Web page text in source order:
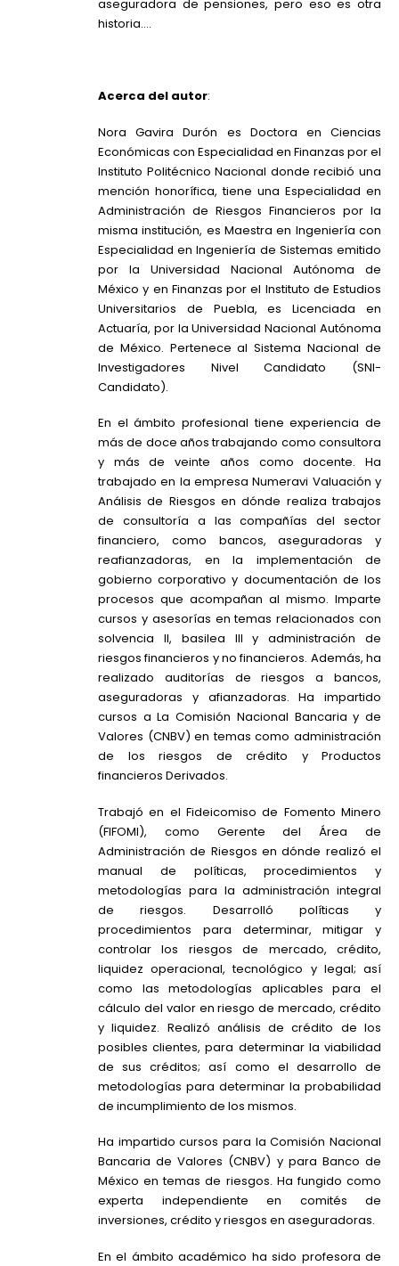
aseguradora de pensiones, pero eso es otra
historia….
Acerca del autor:
Nora Gavira Durón es Doctora en Ciencias
Económicas con Especialidad en Finanzas por el
Instituto Politécnico Nacional donde recibió una
mención honorífica, tiene una Especialidad en
Administración de Riesgos Financieros por la
misma institución, es Maestra en Ingeniería con
Especialidad en Ingeniería de Sistemas emitido
por la Universidad Nacional Autónoma de
México y en Finanzas por el Instituto de Estudios
Universitarios de Puebla, es Licenciada en
Actuaría, por la Universidad Nacional Autónoma
de México. Pertenece al Sistema Nacional de
Investigadores Nivel Candidato (SNI-
Candidato).
En el ámbito profesional tiene experiencia de
más de doce años trabajando como consultora
y más de veinte años como docente. Ha
trabajado en la empresa Numeravi Valuación y
Análisis de Riesgos en dónde realiza trabajos
de consultoría a las compañías del sector
financiero, como bancos, aseguradoras y
reafianzadoras, en la implementación de
gobierno corporativo y documentación de los
procesos que acompañan al mismo. Imparte
cursos y asesorías en temas relacionados con
solvencia II, basilea III y administración de
riesgos financieros y no financieros. Además, ha
realizado auditorías de riesgos a bancos,
aseguradoras y afianzadoras. Ha impartido
cursos a La Comisión Nacional Bancaria y de
Valores (CNBV) en temas como administración
de los riesgos de crédito y Productos
financieros Derivados.
Trabajó en el Fideicomiso de Fomento Minero
(FIFOMI), como Gerente del Área de
Administración de Riesgos en dónde realizó el
manual de políticas, procedimientos y
metodologías para la administración integral
de riesgos. Desarrolló políticas y
procedimientos para determinar, mitigar y
controlar los riesgos de mercado, crédito,
liquidez operacional, tecnológico y legal; así
como las metodologías aplicables para el
cálculo del valor en riesgo de mercado, crédito
y liquidez. Realizó análisis de crédito de los
posibles clientes, para determinar la viabilidad
de sus créditos; así como el desarrollo de
metodologías para determinar la probabilidad
de incumplimiento de los mismos.
Ha impartido cursos para la Comisión Nacional
Bancaria de Valores (CNBV) y para Banco de
México en temas de riesgos. Ha fungido como
experta independiente en comités de
inversiones, crédito y riesgos en aseguradoras.
En el ámbito académico ha sido profesora de